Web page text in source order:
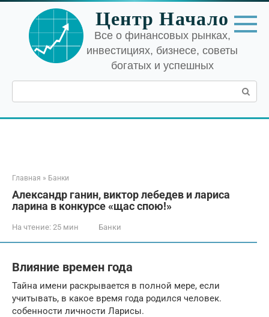
Перейти
контенту
Центр Начало
Все о финансовых рынках,
инвестициях, бизнесе, советы
богатых и успешных
Поиск:
Главная » Банки
Александр ганин, виктор лебедев и лариса
ларина в конкурсе «щас спою!»
На чтение: 25 мин Банки
Влияние времен года
Тайна имени раскрывается в полной мере, если
учитывать, в какое время года родился человек.
собенности личности Ларисы.